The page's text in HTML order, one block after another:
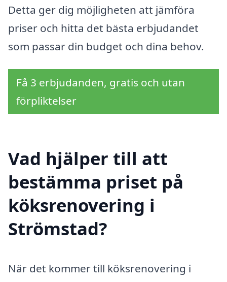
Detta ger dig möjligheten att jämföra
priser och hitta det bästa erbjudandet
som passar din budget och dina behov.
Få 3 erbjudanden, gratis och utan
förpliktelser
Vad hjälper till att
bestämma priset på
köksrenovering i
Strömstad?
När det kommer till köksrenovering i